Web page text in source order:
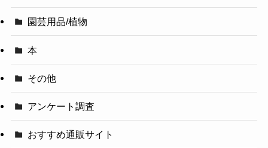
園芸用品/植物
本
その他
アンケート調査
おすすめ通販サイト